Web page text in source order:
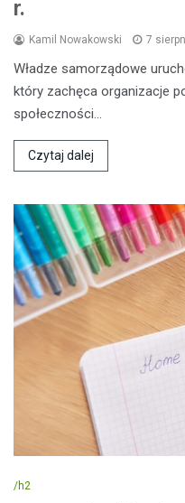
r.
Kamil Nowakowski 7
Władze samorządowe
który zachęca organizacje
społeczności…
Czytaj dalej
/h2